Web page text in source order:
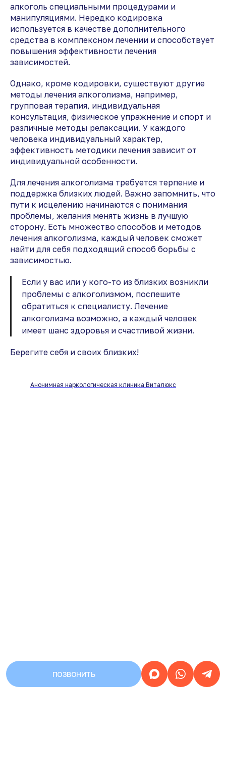
алкоголь специальными процедурами и
манипуляциями. Нередко кодировка
используется в качестве дополнительного
средства в комплексном лечении и способствует
повышения эффективности лечения
зависимостей.
Однако, кроме кодировки, существуют другие
методы лечения алкоголизма, например,
групповая терапия, индивидуальная
консультация, физическое упражнение и спорт и
различные методы релаксации. У каждого
человека индивидуальный характер,
эффективность методики лечения зависит от
индивидуальной особенности.
Для лечения алкоголизма требуется терпение и
поддержка близких людей. Важно запомнить, что
пути к исцелению начинаются с понимания
проблемы, желания менять жизнь в лучшую
сторону. Есть множество способов и методов
лечения алкоголизма, каждый человек сможет
найти для себя подходящий способ борьбы с
зависимостью.
Если у вас или у кого-то из близких возникли
проблемы с алкоголизмом, поспешите
обратиться к специалисту. Лечение
алкоголизма возможно, а каждый человек
имеет шанс здоровья и счастливой жизни.
Берегите себя и своих близких!
Анонимная наркологическая клиника Виталюкс
ПОЗВОНИТЬ